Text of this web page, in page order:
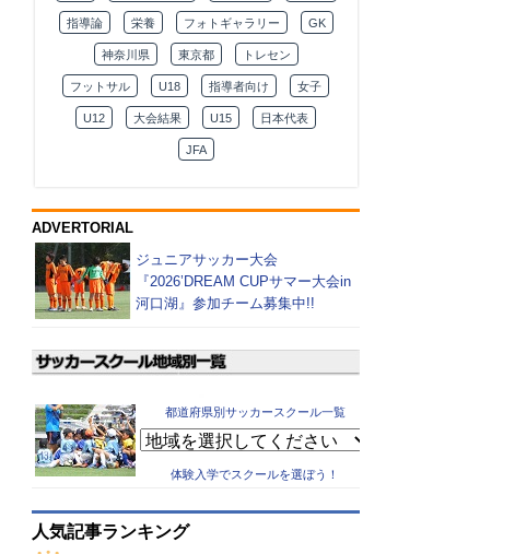
指導論 栄養 フォトギャラリー GK
神奈川県 東京都 トレセン
フットサル U18 指導者向け 女子
U12 大会結果 U15 日本代表
JFA
ADVERTORIAL
ジュニアサッカー大会
『2026’DREAM CUPサマー大会in
河口湖』参加チーム募集中!!
都道府県別サッカースクール一覧
体験入学でスクールを選ぼう！
人気記事ランキング